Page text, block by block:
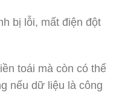
bị lỗi, mất điện đột
toái mà còn có thể
nếu dữ liệu là công